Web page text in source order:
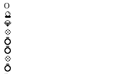
O
🔮
💎
💠
💍
💍
💠
💍